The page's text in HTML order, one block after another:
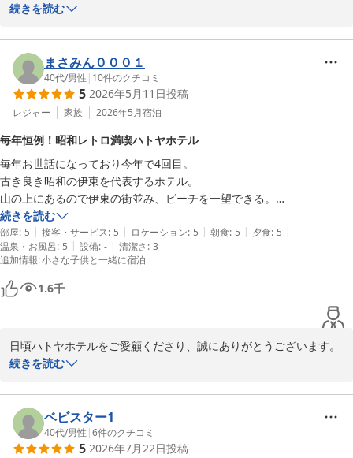
ざいます。
だき本当にうれしく存じます。
そのようななかドライヤーでご不便をおかけしてしまい忸怩たる思
いでございます。備品につきましては交換時に順次新しいものに変
更してまいりますのでご容赦くださいませ。
あたたかいご感想に重ねて御礼申し上げます。
伊東温泉 ハトヤホテル
2026-05-25
続きを読む
まさみん０００１
40代/男性 | 10件のクチコミ
5 2026年5月11日投稿
レジャー 家族 2026年5月宿泊
毎年恒例！昭和レトロ満喫ハトヤホテル
毎年お世話になっており今年で4回目。
古き良き昭和の伊東を代表するホテル。
山の上にあるので伊東の街並み、ビーチを一望できる。
価格が安く料理は伊藤園ホテルズよりも豪華(個人の主観です。)
アルコール飲み放題はつきませんが。
温泉は露天風呂はないですが泉質は良し。
卓球やゲームセンターも家族みんなで楽しめた。
清掃はされてますが、建物至る所に経年劣化があり、設備の古さ含め昭
和感を楽しめるなら、
チェックアウト後もプールが楽しめるのも良かった。
息子は鳩サブレを見てもハトヤサブレと言うほど、ハトヤ好きです。
続きを読む
部屋: 5 | 接客・サービス: 5 | ロケーション: 5 | 朝食: 5 | 夕食: 5 |
温泉・お風呂: 5 | 設備: - | 清潔さ: 3
追加情報:小さな子供と一緒に宿泊
1.6千
日頃ハトヤホテルをご愛顧くださり、誠にありがとうございます。
毎年お越しいただくお客様にも安定してお喜びいただけるサービス
で楽しめた」「コスパが良い」といったお言葉を頂戴し、たいへん
励みとさせていただきました。
お言葉のように昭和のホテル建築でございますので、最新の設備で
お客様をお迎えすることがかないませんが、そのぶん清潔さをここ
続きを読む
ベビスター1
40代/男性 |6件のクチコミ
5 2026年7月22日投稿